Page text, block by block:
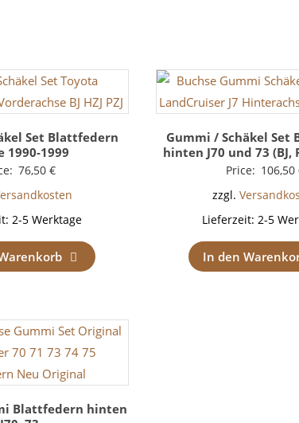
Set Blattfedern
1990-1999
76,50 €
2-5 Werktage
Gummi / Schäkel Set
hinten J70 und 73 (BJ,
Price: 106,50
zzgl.
Lieferzeit:2-5
In den
Blattfedern hinten